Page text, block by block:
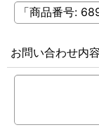
お問い合わせ内容